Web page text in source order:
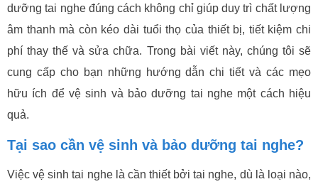
dưỡng tai nghe đúng cách không chỉ giúp duy trì chất lượng
âm thanh mà còn kéo dài tuổi thọ của thiết bị, tiết kiệm chi
phí thay thế và sửa chữa. Trong bài viết này, chúng tôi sẽ
cung cấp cho bạn những hướng dẫn chi tiết và các mẹo
hữu ích để vệ sinh và bảo dưỡng tai nghe một cách hiệu
quả.
Tại sao cần vệ sinh và bảo dưỡng tai nghe?
Việc vệ sinh tai nghe là cần thiết bởi tai nghe, dù là loại nào,